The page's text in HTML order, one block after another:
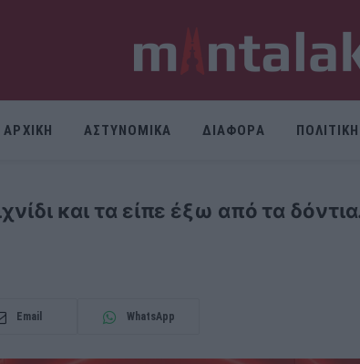
ΑΡΧΙΚΗ ΑΣΤΥΝΟΜΙΚΑ ΔΙΑΦΟΡΑ ΠΟΛΙΤΙΚΗ
και τα είπε έξω από τα
Email WhatsApp